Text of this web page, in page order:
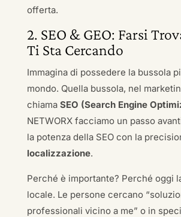
offerta.
2. SEO & GEO: Farsi
Ti Sta Cercando
Immagina di possedere la bussola
mondo. Quella bussola, nel
chiama SEO (Search Engine
NETWORX facciamo un passo
la potenza della SEO con la
localizzazione.
Perché è importante? Perché oggi
locale. Le persone cercano
professionali vicino a me” o in